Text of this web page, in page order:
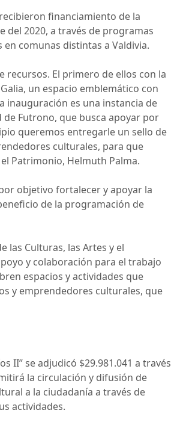
financiamiento de la
del 2020, a través de programas
comunas distintas a Valdivia.
El primero de ellos con la
un espacio emblemático con
inauguración es una instancia de
Futrono, que busca apoyar por
queremos entregarle un sello de
culturales, para que
Patrimonio, Helmuth Palma.
objetivo fortalecer y apoyar la
de la programación de
las Culturas, las Artes y el
y colaboración para el trabajo
espacios y actividades que
y emprendedores culturales, que
II” se adjudicó $29.981.041 a través
la circulación y difusión de
a la ciudadanía a través de
actividades.